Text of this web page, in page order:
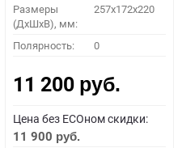
Размеры
(ДхШхВ), мм:
257x172x220
Полярность: 0
11 200 руб.
Цена без ECOном скидки:
11 900 руб.